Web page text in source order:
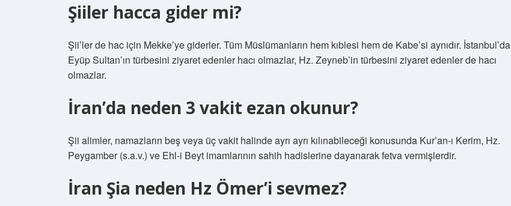
Şiiler hacca gider mi?
Şii’ler de hac için Mekke’ye giderler. Tüm Müslümanların hem kıblesi hem de Kabe’si aynıdır. İstanbul’da
Eyüp Sultan’ın türbesini ziyaret edenler hacı olmazlar, Hz. Zeyneb’in türbesini ziyaret edenler de hacı
olmazlar.
İran’da neden 3 vakit ezan okunur?
Şii alimler, namazların beş veya üç vakit halinde ayrı ayrı kılınabileceği konusunda Kur’an-ı Kerim, Hz.
Peygamber (s.a.v.) ve Ehl-i Beyt imamlarının sahih hadislerine dayanarak fetva vermişlerdir.
İran Şia neden Hz Ömer’i sevmez?